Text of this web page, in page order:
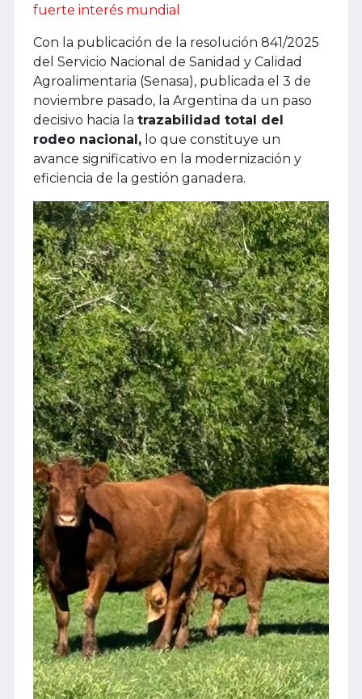
fuerte interés mundial
Con la publicación de la resolución 841/2025
del Servicio Nacional de Sanidad y Calidad
Agroalimentaria (Senasa), publicada el 3 de
noviembre pasado, la Argentina da un paso
decisivo hacia la trazabilidad total del
rodeo nacional, lo que constituye un
avance significativo en la modernización y
eficiencia de la gestión ganadera.